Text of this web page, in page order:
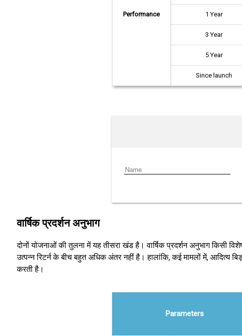
Performance 1 Year
3 Year
5 Year
Since launch
वार्षिक प्रदर्शन अनुभाग
दोनों योजनाओं की तुलना में यह तीसरा खंड है। वार्षिक प्रदर्शन अनुभाग किसी
उत्पन्न रिटर्न के बीच बहुत अधिक अंतर नहीं है। हालांकि, कई मामलों में, आदित्य
करती है।
Parameters